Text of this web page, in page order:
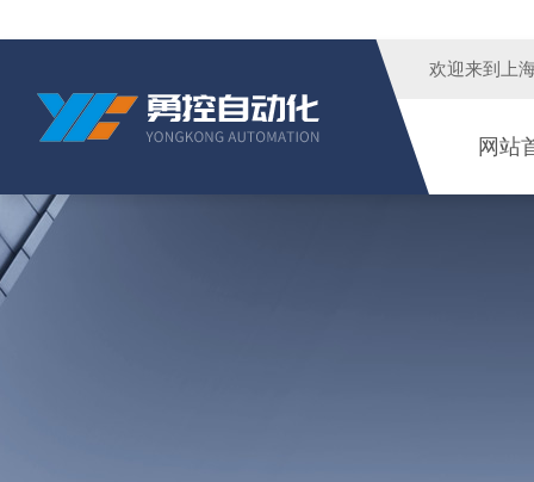
欢迎来到 上
网站